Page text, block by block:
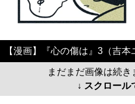
【漫画】『心の傷は』3（吉本
まだまだ画像は続き
↓ スクロール